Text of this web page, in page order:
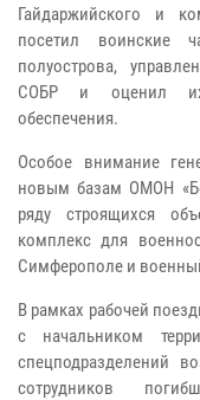
Гайдаржийского и
посетил воинские
полуострова,
СОБР и оценил их
обеспечения.
Особое внимание
новым базам ОМОН
ряду строящихся
комплекс для
Симферополе и
В рамках рабочей
с начальником
спецподразделений
сотрудников